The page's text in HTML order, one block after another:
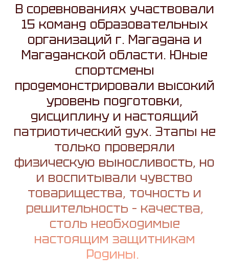
В соревнованиях участвовали
15 команд образовательных
организаций г. Магадана и
Магаданской области. Юные
спортсмены
продемонстрировали высокий
уровень подготовки,
дисциплину и настоящий
патриотический дух. Этапы не
только проверяли
физическую выносливость, но
и воспитывали чувство
товарищества, точность и
решительность – качества,
столь необходимые
настоящим защитникам
Родины.